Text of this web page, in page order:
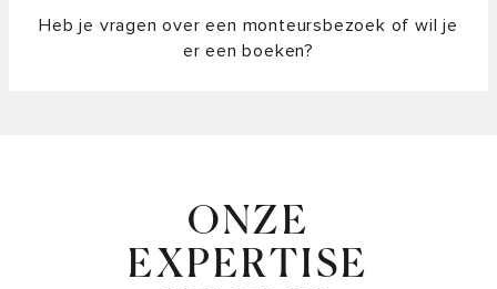
Heb je vragen over een monteursbezoek of wil je
er een boeken?
ONZE
EXPERTISE